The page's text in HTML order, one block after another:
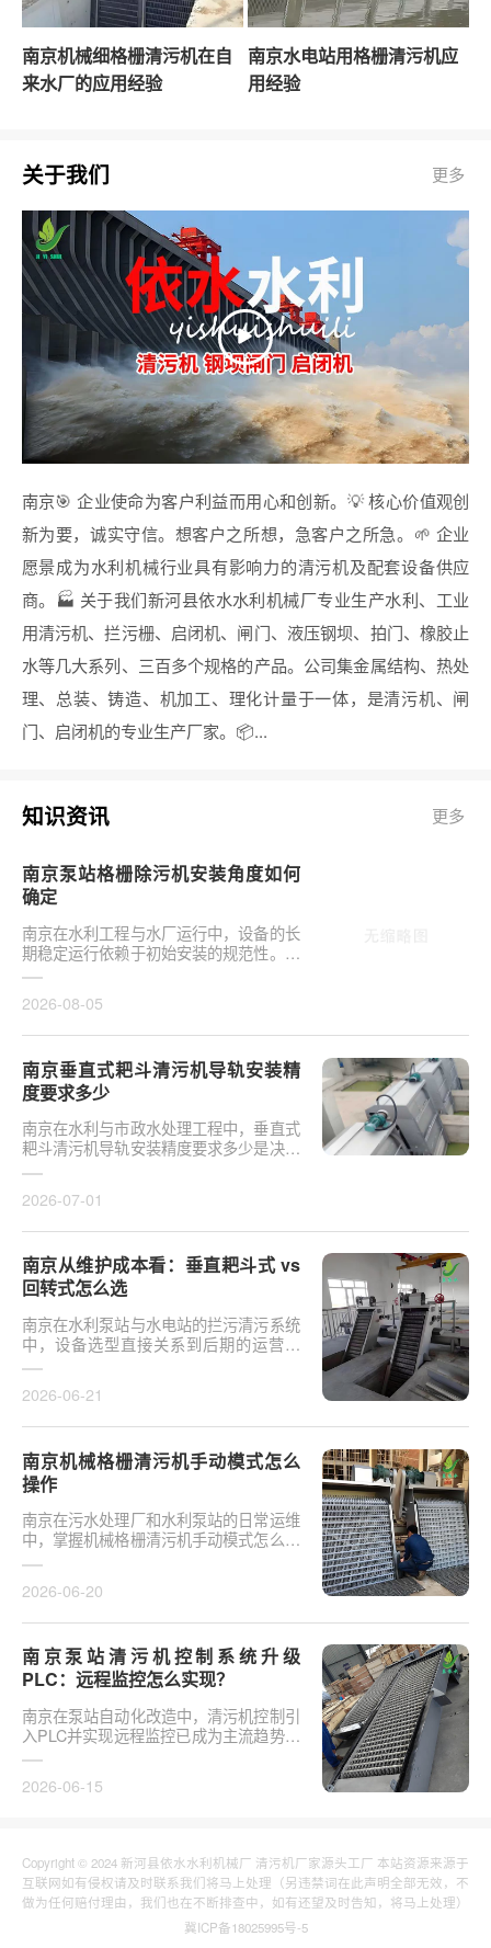
南京机械细格栅清污机在自
来水厂的应用经验
南京水电站用格栅清污机应
用经验
关于我们 更多
南京🎯 企业使命为客户利益而用心和创新。💡 核心价值观创
新为要，诚实守信。想客户之所想，急客户之所急。🌱 企业
愿景成为水利机械行业具有影响力的清污机及配套设备供应
商。🏭 关于我们新河县依水水利机械厂专业生产水利、工业
用清污机、拦污栅、启闭机、闸门、液压钢坝、拍门、橡胶止
水等几大系列、三百多个规格的产品。公司集金属结构、热处
理、总装、铸造、机加工、理化计量于一体，是清污机、闸
门、启闭机的专业生产厂家。📦...
知识资讯 更多
南京泵站格栅除污机安装角度如何
确定
南京在水利工程与水厂运行中，设备的长
期稳定运行依赖于初始安装的规范性。对
于泵站核心拦污设备而言，其倾斜度直接
2026-08-05
南京垂直式耙斗清污机导轨安装精
度要求多少
南京在水利与市政水处理工程中，垂直式
耙斗清污机导轨安装精度要求多少是决定
设备运行平稳性的核心**。导轨作为耙斗
2026-07-01
南京从维护成本看：垂直耙斗式 vs
回转式怎么选
南京在水利泵站与水电站的拦污清污系统
中，设备选型直接关系到后期的运营开
支。探讨从维护成本看：垂直耙斗式 vs
2026-06-21
南京机械格栅清污机手动模式怎么
操作
南京在污水处理厂和水利泵站的日常运维
中，掌握机械格栅清污机手动模式怎么操
作是保障设备稳定运行的基础环节。以某
2026-06-20
南京泵站清污机控制系统升级
PLC：远程监控怎么实现？
南京在泵站自动化改造中，清污机控制引
入PLC并实现远程监控已成为主流趋势。
传统清污机多采用继电器硬接线，无法实
2026-06-15
Copyright © 2024 新河县依水水利机械厂 清污机厂家源头工厂 本站资源来源于
互联网如有侵权请及时联系我们将马上处理（另违禁词在此声明全部无效，不
做为任何赔付理由，我们也在不断排查中，如有还望及时告知，将马上处理）
冀ICP备18025995号-5